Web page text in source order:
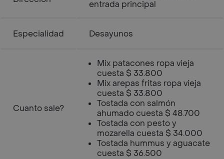
entrada principal
Especialidad Desayunos
Cuanto sale?
Mix patacones ropa vieja
cuesta $ 33.800
Mix arepas fritas ropa vieja
cuesta $ 33.800
Tostada con salmón
ahumado cuesta $ 48.700
Tostada con pesto y
mozarella cuesta $ 34.000
Tostada hummus y aguacate
cuesta $ 36.500